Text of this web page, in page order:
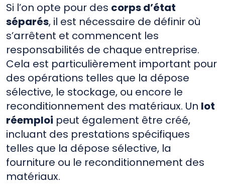
Si l’on opte pour des corps d’état
séparés, il est nécessaire de définir où
s’arrêtent et commencent les
responsabilités de chaque entreprise.
Cela est particulièrement important pour
des opérations telles que la dépose
sélective, le stockage, ou encore le
reconditionnement des matériaux. Un lot
réemploi peut également être créé,
incluant des prestations spécifiques
telles que la dépose sélective, la
fourniture ou le reconditionnement des
matériaux.